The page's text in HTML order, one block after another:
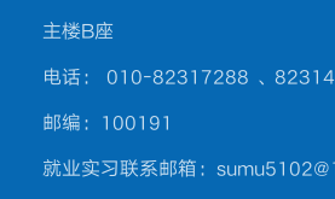
主楼B座
电话： 010-82317288 、
邮编：100191
就业实习联系邮箱：